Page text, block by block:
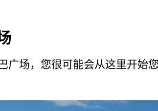
广­场，您很可能会从这里开始